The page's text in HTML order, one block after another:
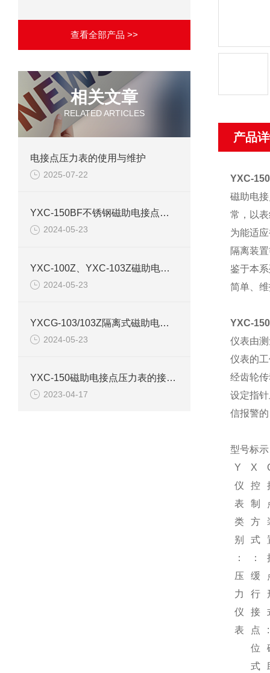
查看全部产品 >>
相关文章
RELATED ARTICLES
电接点压力表的使用与维护
2025-07-22
YXC-150BF不锈钢磁助电接点压力表产品介绍
2024-05-23
YXC-100Z、YXC-103Z磁助电接点压力表产品介绍
2024-05-23
YXCG-103/103Z隔离式磁助电接点压力表产品介绍
2024-05-23
YXC-150磁助电接点压力表的接线图和原理结构
2023-04-17
产品
YXC-
磁助电
常，以
为能适
隔离装
鉴于本
简单、
YXC-
仪表由
仪表的
经齿轮
设定指
信报警
型号标示
Y
X
仪
表
类
别
：
压
力
仪
表
控
制
方
式
：
缓
行
接
点
位
式
: